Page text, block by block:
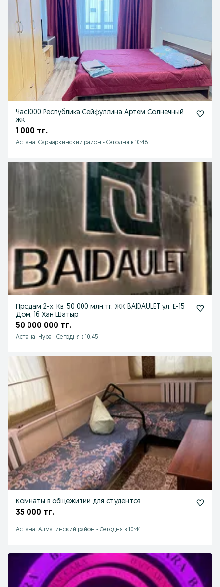
Час1000 Республика Сейфуллина Артем Солнечный
жк
1 000 тг.
Астана, Сарыаркинский район - Сегодня в 10:48
Продам 2-х. Кв. 50 000 млн.тг. ЖК BAIDAULET ул. Е-15
Дом, 16 Хан Шатыр
50 000 000 тг.
Астана, Нура - Сегодня в 10:45
Комнаты в общежитии для студентов
35 000 тг.
Астана, Алматинский район - Сегодня в 10:44